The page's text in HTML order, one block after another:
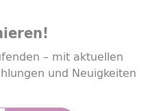
– mit aktuellen
und Neuigkeiten